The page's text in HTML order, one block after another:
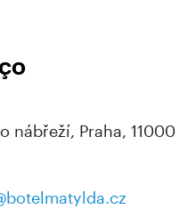
nábřeží, Praha, 11000